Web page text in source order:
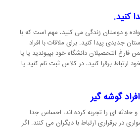
کنید.
و دوستان زندگی می کنید، مهم است که با
جدیدی پیدا کنید. برای ملاقات با افراد
فارغ التحصیلان دانشگاه خود بپیوندید یا یا
ارتباط برقرا کنید، در کلاس ثبت نام کنید یا
گوشه گیر
و حادثه ای را تجربه کرده اند، احساس جدا
در برقراری ارتباط با دیگران می کنند. اگر